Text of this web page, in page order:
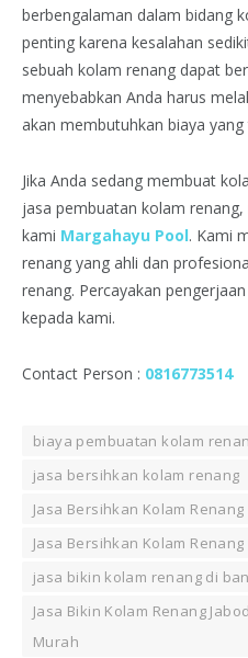
berbengalaman dalam bidang
penting karena kesalahan
sebuah kolam renang dapat
menyebabkan Anda harus
akan membutuhkan biaya
Jika Anda sedang membuat
jasa pembuatan kolam
kami Margahayu Pool. Kami
renang yang ahli dan
renang. Percayakan
kepada kami.
Contact Person : 0816773514
biaya pembuatan kolam
jasa bersihkan kolam renang
Jasa Bersihkan Kolam
Jasa Bersihkan Kolam
jasa bikin kolam renang di
Jasa Bikin Kolam Renang
Murah